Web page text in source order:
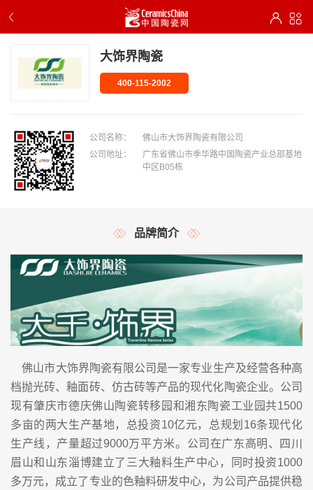
大饰界陶瓷
400-115-2002
公司名称：
佛山市大饰界陶瓷有限公司
公司地址：
广东省佛山市季华路中国陶瓷产业总部基地
中区B05栋
品牌简介
佛山市大饰界陶瓷有限公司是一家专业生产及经营各种高
档抛光砖、釉面砖、仿古砖等产品的现代化陶瓷企业。公司
现有肇庆市德庆佛山陶瓷转移园和湘东陶瓷工业园共1500
多亩的两大生产基地，总投资10亿元，总规划16条现代化
生产线，产量超过9000万平方米。公司在广东高明、四川
眉山和山东淄博建立了三大釉料生产中心，同时投资1000
多万元，成立了专业的色釉料研发中心，为公司产品提供稳